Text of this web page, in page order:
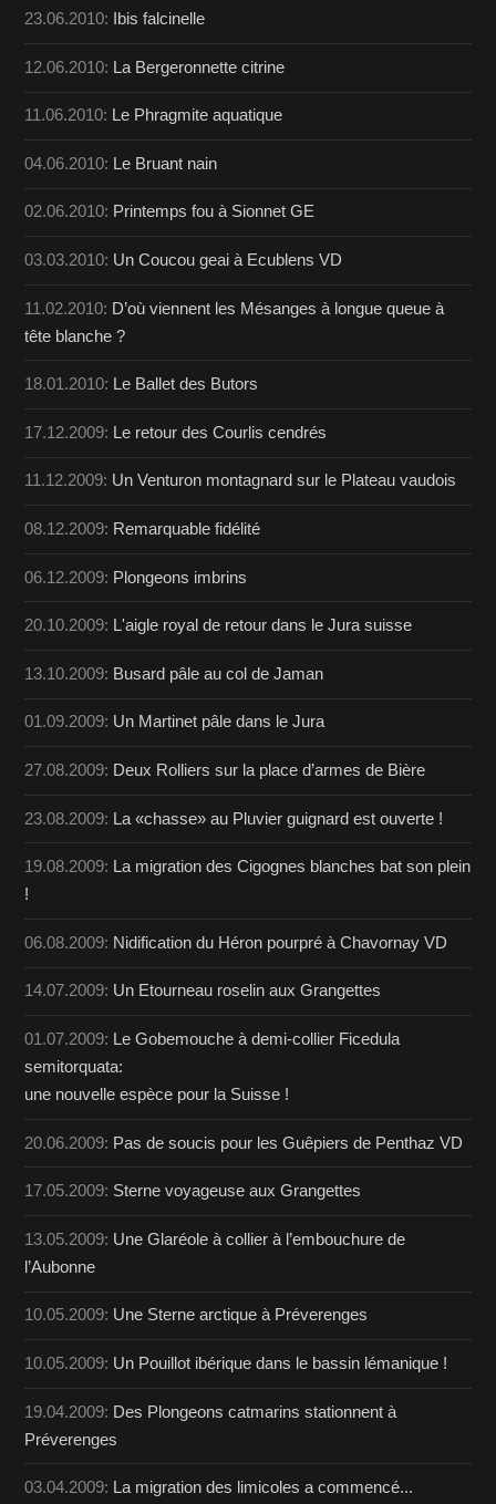
23.06.2010: Ibis falcinelle
12.06.2010: La Bergeronnette citrine
11.06.2010: Le Phragmite aquatique
04.06.2010: Le Bruant nain
02.06.2010: Printemps fou à Sionnet GE
03.03.2010: Un Coucou geai à Ecublens VD
11.02.2010: D’où viennent les Mésanges à longue queue à
tête blanche ?
18.01.2010: Le Ballet des Butors
17.12.2009: Le retour des Courlis cendrés
11.12.2009: Un Venturon montagnard sur le Plateau vaudois
08.12.2009: Remarquable fidélité
06.12.2009: Plongeons imbrins
20.10.2009: L'aigle royal de retour dans le Jura suisse
13.10.2009: Busard pâle au col de Jaman
01.09.2009: Un Martinet pâle dans le Jura
27.08.2009: Deux Rolliers sur la place d’armes de Bière
23.08.2009: La «chasse» au Pluvier guignard est ouverte !
19.08.2009: La migration des Cigognes blanches bat son plein
!
06.08.2009: Nidification du Héron pourpré à Chavornay VD
14.07.2009: Un Etourneau roselin aux Grangettes
01.07.2009: Le Gobemouche à demi-collier Ficedula
semitorquata:
une nouvelle espèce pour la Suisse !
20.06.2009: Pas de soucis pour les Guêpiers de Penthaz VD
17.05.2009: Sterne voyageuse aux Grangettes
13.05.2009: Une Glaréole à collier à l’embouchure de
l’Aubonne
10.05.2009: Une Sterne arctique à Préverenges
10.05.2009: Un Pouillot ibérique dans le bassin lémanique !
19.04.2009: Des Plongeons catmarins stationnent à
Préverenges
03.04.2009: La migration des limicoles a commencé...